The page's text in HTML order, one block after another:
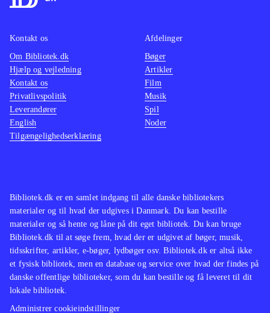
Bibliotek.dk er en samlet indgang til alle danske bibliotekers
materialer og til hvad der udgives i Danmark. Du kan bestille
materialer og så hente og låne på dit eget bibliotek. Du kan bruge
Bibliotek.dk til at søge frem, hvad der er udgivet af bøger, musik,
tidsskrifter, artikler, e-bøger, lydbøger osv. Bibliotek.dk er altså ikke
et fysisk bibliotek, men en database og service over hvad der findes på
danske offentlige biblioteker, som du kan bestille og få leveret til dit
lokale bibliotek.
Administrer cookieindstillinger
Kontakt os
Om Bibliotek.dk
Hjælp og vejledning
Kontakt os
Privatlivspolitik
Leverandører
English
Tilgængelighedserklæring
Afdelinger
Bøger
Artikler
Film
Musik
Spil
Noder